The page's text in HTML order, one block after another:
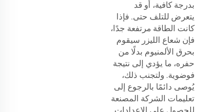
بدرجة كافية، أو قد
يتعرض للتلف حتى. فإذا
كانت الطاقة مرتفعة جدًا،
فإن شعاع الليزر سيقوم
بحرق الألمنيوم بدلًا من
حفره، ما يؤدي إلى نتيجة
فوضوية. ولتجنب ذلك،
يُوصى دائمًا بالرجوع إلى
تعليمات الشركة المصنعة
للحصول على الإعدادات